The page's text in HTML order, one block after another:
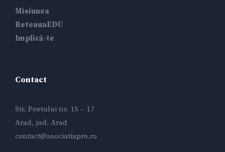
Misiunea
ReteauaEDU
Implică-te
Contact
Str. Poetului nr. 15 – 17
Arad, jud. Arad
contact@asociatiapro.ro